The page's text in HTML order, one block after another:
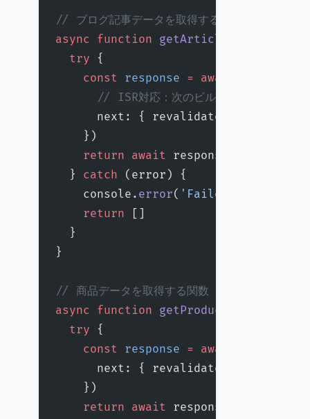
// ブログ記事データを取得する関数（例：デー
async function getArticles
  try
{
    const
response = await
      // ISR対応：次のビルドまでキャッシュ
      next: { revalidate:
    })
    return
await response.
  }
catch (error) {
    console.
error( 'Failed to fetch
    return
[]
  }
}
// 商品データを取得する関数
async function getProducts
  try
{
    const
response = await
      next: { revalidate:
    })
    return
await response.